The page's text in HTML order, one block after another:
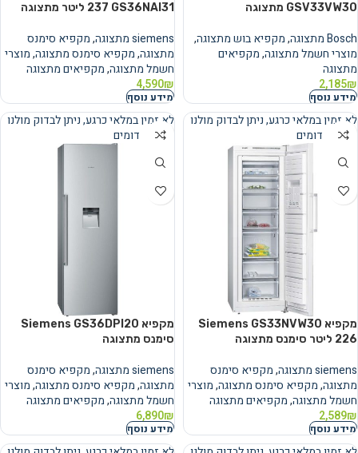
GSV33VW30 מתצוגה
Bosch מתצוגה ,מקפיא בוש מתצוגה,
מוצרי חשמל מתצוגה,מקפיאים
מתצוגה
2,185₪
מידע נוסף
GS36NAI31 ‏237 ‏ליטר מתצוגה
siemens מתצוגה ,מקפיא סימנס
מתצוגה,מקפיא סימנס מתצוגה,מוצרי
חשמל מתצוגה,מקפיאים מתצוגה
4,590₪
מידע נוסף
נמכר
לא זמין במלאי כרגע, ניתן לבדוק מולנו
מוצרים דומים
מקפיא Siemens GS33NVW30
siemens מתצוגה ,מקפיא סימנס
מתצוגה,מקפיא סימנס מתצוגה,מוצרי
חשמל מתצוגה,מקפיאים מתצוגה
2,589₪
מידע נוסף
נמכר
לא זמין במלאי כרגע, ניתן לבדוק מולנו
מוצרים דומים
מקפיא Siemens GS36DPI20
סימנס מתצוגה
siemens מתצוגה ,מקפיא סימנס
מתצוגה,מקפיא סימנס מתצוגה,מוצרי
חשמל מתצוגה,מקפיאים מתצוגה
6,890₪
מידע נוסף